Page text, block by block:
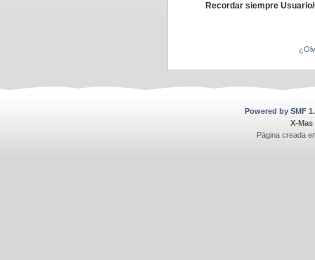
Recordar siempre
Powered by SMF
X-Mas
Página creada